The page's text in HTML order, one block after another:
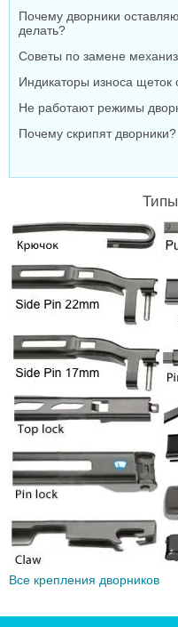
Почему дворники
делать?
Советы по замене
Индикаторы износа щеток
Не работают режимы
Почему скрипят дворники?
Все крепления дворников